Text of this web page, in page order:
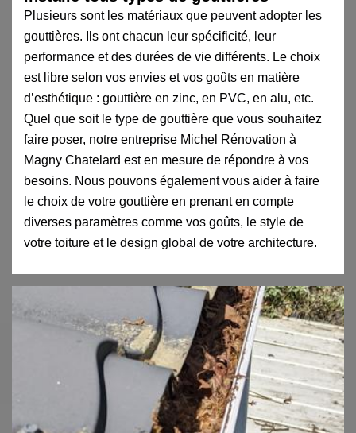
Plusieurs sont les matériaux que peuvent adopter les
gouttières. Ils ont chacun leur spécificité, leur
performance et des durées de vie différents. Le choix
est libre selon vos envies et vos goûts en matière
d’esthétique : gouttière en zinc, en PVC, en alu, etc.
Quel que soit le type de gouttière que vous souhaitez
faire poser, notre entreprise Michel Rénovation à
Magny Chatelard est en mesure de répondre à vos
besoins. Nous pouvons également vous aider à faire
le choix de votre gouttière en prenant en compte
diverses paramètres comme vos goûts, le style de
votre toiture et le design global de votre architecture.